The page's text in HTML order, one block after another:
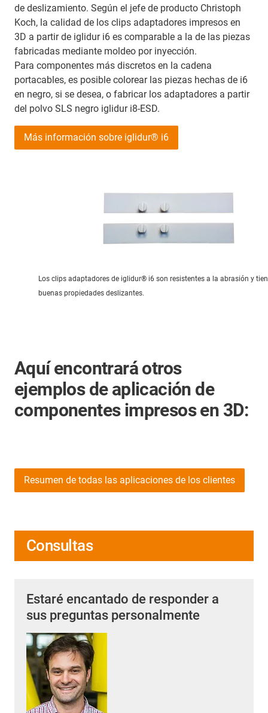
de deslizamiento. Según el jefe de producto Christoph
Koch, la calidad de los clips adaptadores impresos en
3D a partir de iglidur i6 es comparable a la de las piezas
fabricadas mediante moldeo por inyección.
Para componentes más discretos en la cadena
portacables, es posible colorear las piezas hechas de i6
en negro, si se desea, o fabricar los adaptadores a partir
del polvo SLS negro iglidur i8-ESD.
Más información sobre iglidur® i6
Los clips adaptadores de iglidur® i6 son resistentes a la abrasión y
buenas propiedades deslizantes.
Aquí encontrará otros
ejemplos de aplicación de
componentes impresos en 3D:
Resumen de todas las aplicaciones de los clientes
Consultas
Estaré encantado de responder a
sus preguntas personalmente